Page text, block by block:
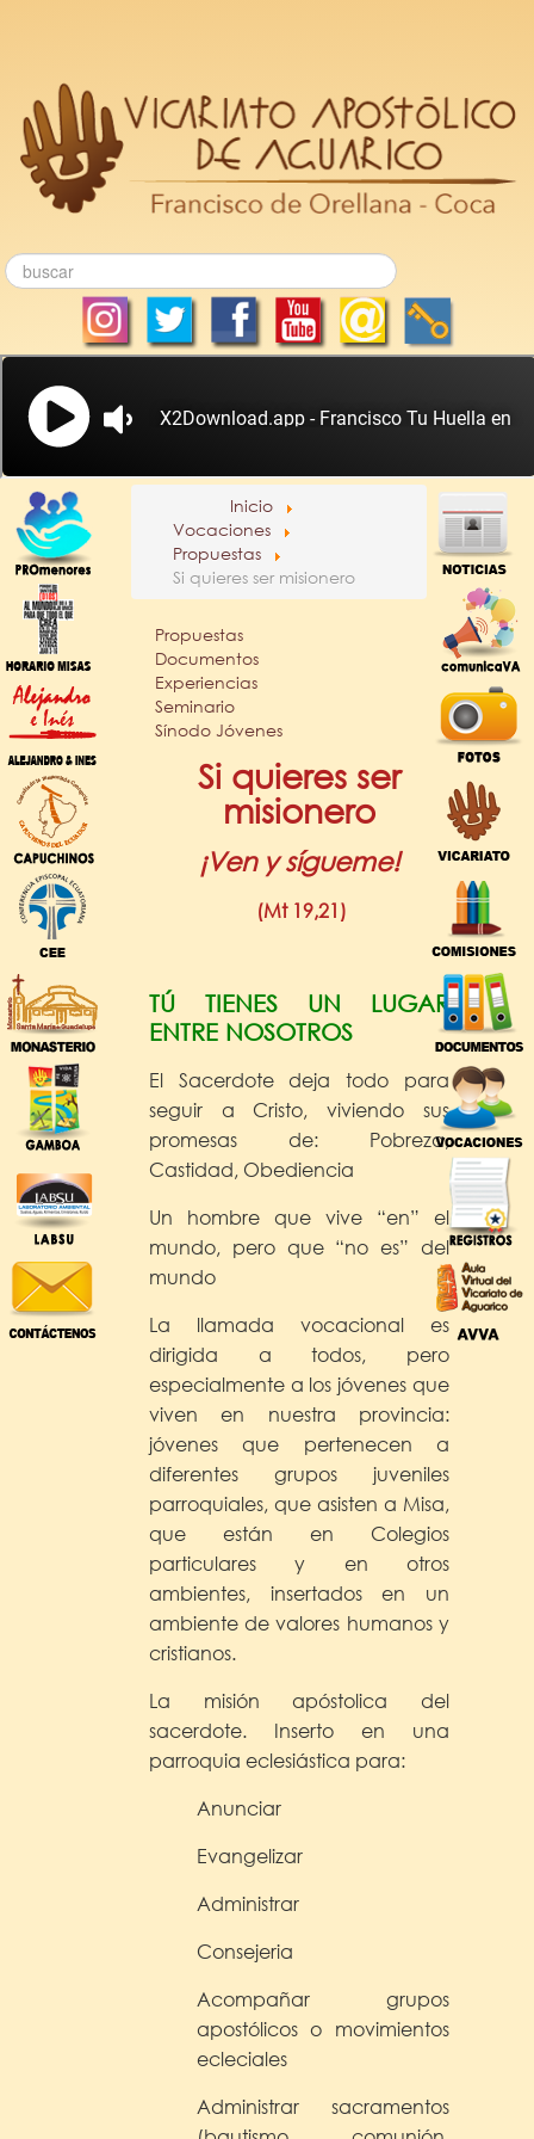
Inicio
Vocaciones
Propuestas
Si quieres ser misionero
Propuestas
Documentos
Experiencias
Seminario
Sínodo Jóvenes
Si quieres ser
misionero
¡Ven y sígueme!
(Mt 19,21)
TÚ TIENES UN LUGAR
ENTRE NOSOTROS
El Sacerdote deja todo para
seguir a Cristo, viviendo sus
promesas de: Pobreza,
Castidad, Obediencia
Un hombre que vive “en” el
mundo, pero que “no es” del
mundo
La llamada vocacional es
dirigida a todos, pero
especialmente a los jóvenes que
viven en nuestra provincia:
jóvenes que pertenecen a
diferentes grupos juveniles
parroquiales, que asisten a Misa,
que están en Colegios
particulares y en otros
ambientes, insertados en un
ambiente de valores humanos y
cristianos.
La misión apóstolica del
sacerdote. Inserto en una
parroquia eclesiástica para:
Anunciar
Evangelizar
Administrar
Consejeria
Acompañar grupos
apostólicos o movimientos
ecleciales
Administrar sacramentos